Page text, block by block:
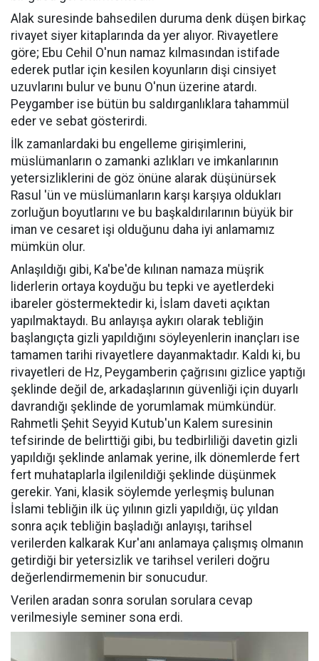
Alak suresinde bahsedilen duruma denk düşen birkaç
rivayet siyer kitaplarında da yer alıyor. Rivayetlere
göre; Ebu Cehil O'nun namaz kılmasından istifade
ederek putlar için kesilen koyunların dişi cinsiyet
uzuvlarını bulur ve bunu O'nun üzerine atardı.
Peygamber ise bütün bu saldırganlıklara tahammül
eder ve sebat gösterirdi.
İlk zamanlardaki bu engelleme girişimlerini,
müslümanların o zamanki azlıkları ve imkanlarının
yetersizliklerini de göz önüne alarak düşünürsek
Rasul 'ün ve müslümanların karşı karşıya oldukları
zorluğun boyutlarını ve bu başkaldırılarının büyük bir
iman ve cesaret işi olduğunu daha iyi anlamamız
mümkün olur.
Anlaşıldığı gibi, Ka'be'de kılınan namaza müşrik
liderlerin ortaya koyduğu bu tepki ve ayetlerdeki
ibareler göstermektedir ki, İslam daveti açıktan
yapılmaktaydı. Bu anlayışa aykırı olarak tebliğin
başlangıçta gizli yapıldığını söyleyenlerin inançları ise
tamamen tarihi rivayetlere dayanmaktadır. Kaldı ki, bu
rivayetleri de Hz, Peygamberin çağrısını gizlice yaptığı
şeklinde değil de, arkadaşlarının güvenliği için duyarlı
davrandığı şeklinde de yorumlamak mümkündür.
Rahmetli Şehit Seyyid Kutub'un Kalem suresinin
tefsirinde de belirttiği gibi, bu tedbirliliği davetin gizli
yapıldığı şeklinde anlamak yerine, ilk dönemlerde fert
fert muhataplarla ilgilenildiği şeklinde düşünmek
gerekir. Yani, klasik söylemde yerleşmiş bulunan
İslami tebliğin ilk üç yılının gizli yapıldığı, üç yıldan
sonra açık tebliğin başladığı anlayışı, tarihsel
verilerden kalkarak Kur'anı anlamaya çalışmış olmanın
getirdiği bir yetersizlik ve tarihsel verileri doğru
değerlendirmemenin bir sonucudur.
Verilen aradan sonra sorulan sorulara cevap
verilmesiyle seminer sona erdi.